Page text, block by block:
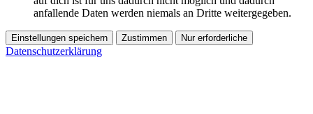
anfallende Daten werden niemals an Dritte weitergegeben.
Einstellungen speichern Zustimmen Nur erforderliche
Datenschutzerklärung